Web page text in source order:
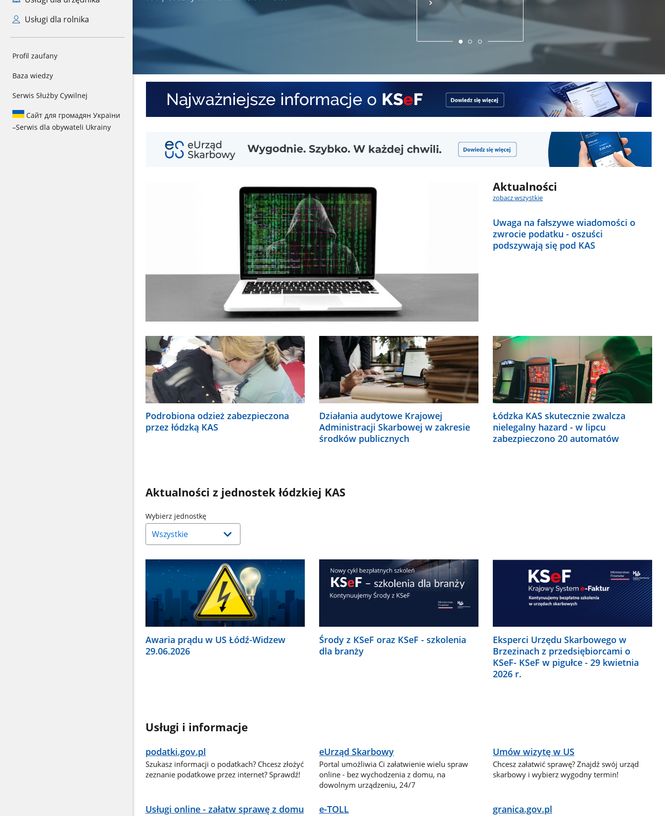
Usługi dla rolnika
Profil zaufany
Baza wiedzy
Serwis Służby Cywilnej
Сайт для громадян України
–Serwis dla obywateli Ukrainy
zeznanie i złóż je
wizyty w urzędzie.
z
KSeF
Aktualności
zobacz wszystkie
Uwaga na fałszywe wiadomości o
zwrocie podatku - oszuści
podszywają się pod KAS
Podrobiona odzież zabezpieczona
przez łódzką KAS
Działania audytowe Krajowej
Administracji Skarbowej w zakresie
środków publicznych
Łódzka KAS skutecznie zwalcza
nielegalny hazard - w lipcu
zabezpieczono 20 automatów
Aktualności z jednostek łódzkiej KAS
Wybierz jednostkęNaciśnij
strzałkę
dół,
aby
wybrać
odpowiednią
pozycję.
Dane
zaktualizują
się
Awaria prądu w US Łódź-Widzew
29.06.2026
Środy z KSeF oraz KSeF - szkolenia
dla branży
Eksperci Urzędu Skarbowego w
Brzezinach z przedsiębiorcami o
KSeF- KSeF w pigułce - 29 kwietnia
2026 r.
Usługi i informacje
podatki.gov.pl
Szukasz informacji o podatkach? Chcesz złożyć
zeznanie podatkowe przez internet? Sprawdź!
eUrząd Skarbowy
Portal umożliwia Ci załatwienie wielu spraw
online - bez wychodzenia z domu, na
dowolnym urządzeniu, 24/7
Umów wizytę w US
Chcesz załatwić sprawę? Znajdź swój urząd
skarbowy i wybierz wygodny termin!
Usługi online - załatw sprawę z domu e-TOLL granica.gov.pl